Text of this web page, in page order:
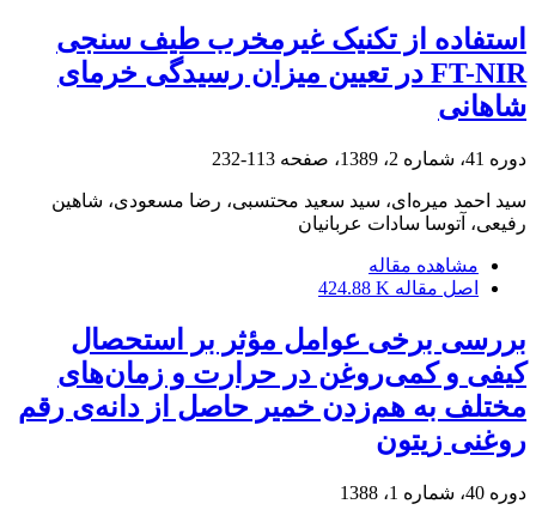
استفاده از تکنیک غیرمخرب طیف سنجی
FT-NIR در تعیین میزان رسیدگی خرمای
شاهانی
دوره 41، شماره 2، 1389، صفحه 113-232
سید احمد میره‌ای، سید سعید محتسبی، رضا مسعودی، شاهین
رفیعی، آتوسا سادات عربانیان
مشاهده مقاله
اصل مقاله 424.88 K
بررسی برخی عوامل مؤثر بر استحصال
کیفی و کمی‌روغن در حرارت و زمان‌های
مختلف به هم‌زدن خمیر حاصل از دانه‌ی رقم
روغنی زیتون
دوره 40، شماره 1، 1388